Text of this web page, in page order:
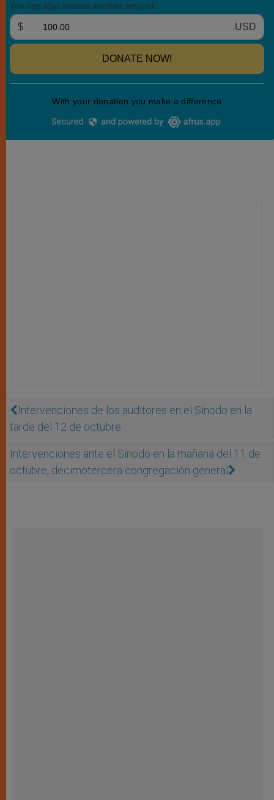
Intervenciones de los auditores en el Sínodo en la
tarde del 12 de octubre
Intervenciones ante el Sínodo en la mañana del 11 de
octubre, decimotercera congregación general